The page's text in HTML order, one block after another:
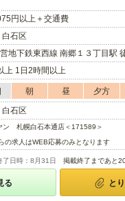
円以上＋交通費
石区
地下鉄東西線 南郷１３丁目駅
上 1日2時間以上
朝 昼 夕方
石区
ン 札幌白石本通店＜171589＞
の求人はWEB応募のみとなります
了日時：8月31日 掲載終了まであと
る と